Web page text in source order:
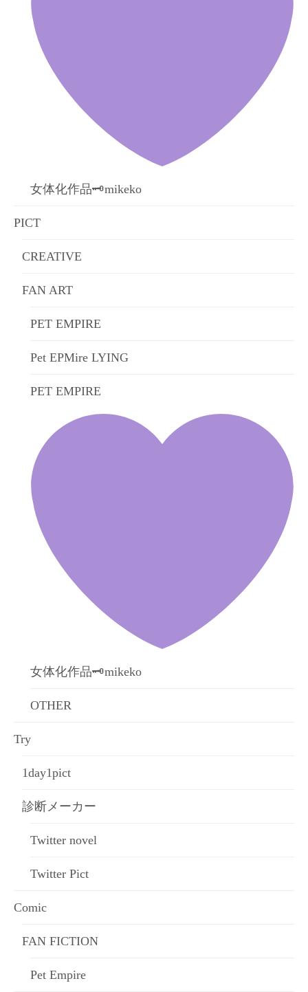
女体化作品🗝mikeko
PICT
CREATIVE
FAN ART
PET EMPIRE
Pet EPMire LYING
PET EMPIRE
女体化作品🗝mikeko
OTHER
Try
1day1pict
診断メーカー
Twitter novel
Twitter Pict
Comic
FAN FICTION
Pet Empire